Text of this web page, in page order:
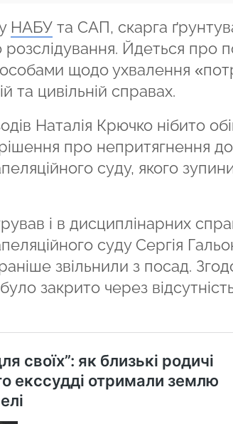
НАБУта САП, скарга
розслідування. Йдеться про
щодо ухвалення
та цивільній справах.
Наталія Крючко нібито
про непритягнення до
суду, якого
і в дисциплінарних
суду Сергія
звільнили з посад.
було закрито через